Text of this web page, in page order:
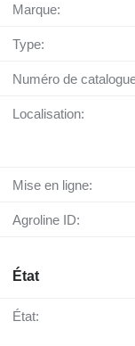
Marque:
Type:
Numéro de
Localisation:
Mise en ligne:
Agroline ID:
État
État: